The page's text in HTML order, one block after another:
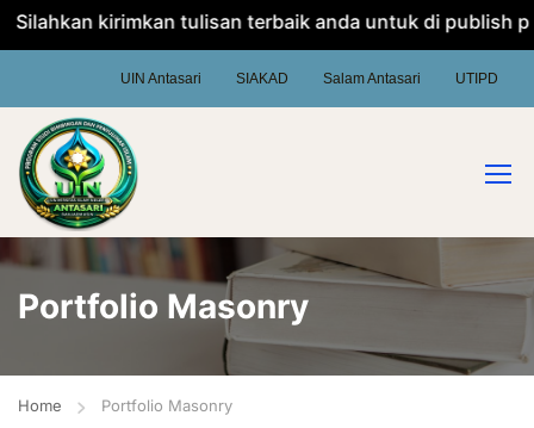
kirimkan tulisan terbaik anda untuk di publish pada
UIN Antasari SIAKAD Salam Antasari UTIPD
Portfolio Masonry
Home Portfolio Masonry